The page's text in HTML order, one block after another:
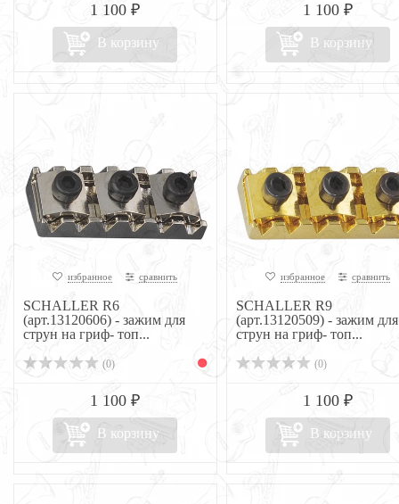
1 100 ₽
В корзину
1 100 ₽
В корзину
избранное сравнить
SCHALLER R6
(арт.13120606) - зажим для
струн на гриф- топ...
(0)
1 100 ₽
В корзину
избранное сравнить
SCHALLER R9
(арт.13120509) - зажим для
струн на гриф- топ...
(0)
1 100 ₽
В корзину